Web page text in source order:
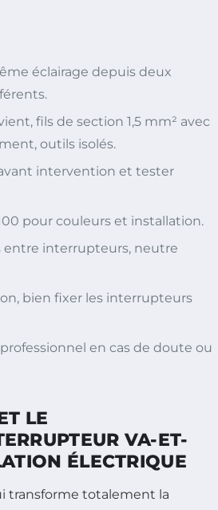
éclairage depuis deux
fils de section 1,5 mm² avec
outils isolés.
intervention et tester
pour couleurs et installation.
entre interrupteurs, neutre
bien fixer les interrupteurs
en cas de doute ou
LE
VA-ET-
ÉLECTRIQUE
transforme totalement la